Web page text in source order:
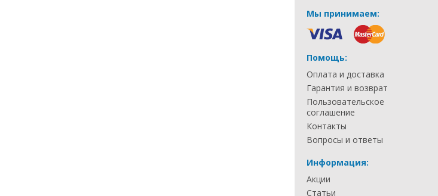
Мы принимаем:
Помощь:
Оплата и доставка
Гарантия и возврат
Пользовательское
соглашение
Контакты
Вопросы и ответы
Информация:
Акции
Статьи